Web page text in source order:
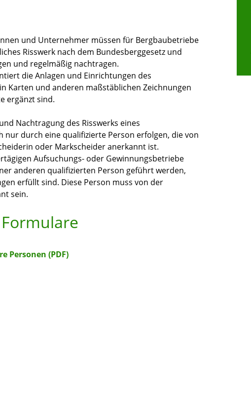
und Unternehmer müssen für Bergbaubetriebe
Risswerk nach dem Bundesberggesetz und
und regelmäßig nachtragen.
die Anlagen und Einrichtungen des
Karten und anderen maßstäblichen Zeichnungen
ergänzt sind.
Nachtragung des Risswerks eines
nur durch eine qualifizierte Person erfolgen, die von
oder Markscheider anerkannt ist.
Aufsuchungs- oder Gewinnungsbetriebe
anderen qualifizierten Person geführt werden,
erfüllt sind. Diese Person muss von der
sein.
Personen (PDF)